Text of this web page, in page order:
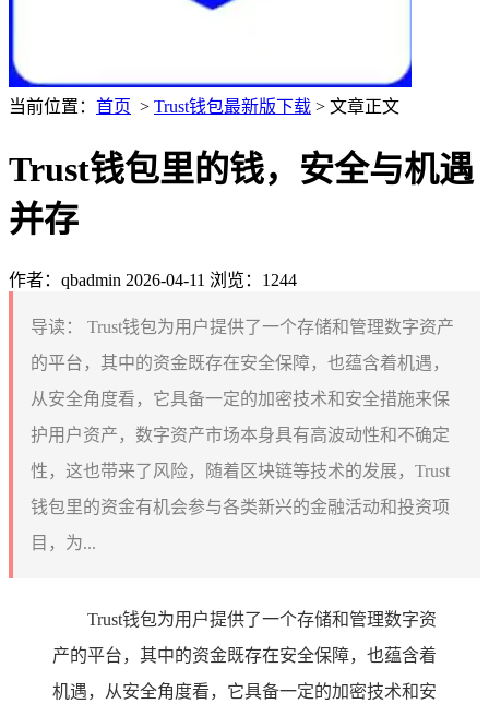
当前位置： 首页 > Trust钱包最新版下载 > 文章正文
Trust钱包里的钱，安全与机遇
并存
作者：qbadmin 2026-04-11 浏览：1244
导读：
Trust钱包为用户提供了一个存储和管理数字资产
的平台，其中的资金既存在安全保障，也蕴含着机遇，
从安全角度看，它具备一定的加密技术和安全措施来保
护用户资产，数字资产市场本身具有高波动性和不确定
性，这也带来了风险，随着区块链等技术的发展，Trust
钱包里的资金有机会参与各类新兴的金融活动和投资项
目，为...
Trust钱包为用户提供了一个存储和管理数字资
产的平台，其中的资金既存在安全保障，也蕴含着
机遇，从安全角度看，它具备一定的加密技术和安